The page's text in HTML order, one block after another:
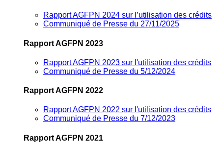
Rapport AGFPN 2024 sur l’utilisation des crédits
Communiqué de Presse du 27/11/2025
Rapport AGFPN 2023
Rapport AGFPN 2023 sur l'utilisation des crédits
Communiqué de Presse du 5/12/2024
Rapport AGFPN 2022
Rapport AGFPN 2022 sur l'utilisation des crédits
Communiqué de Presse du 7/12/2023
Rapport AGFPN 2021